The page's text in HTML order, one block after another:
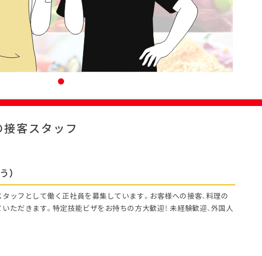
接客スタッフ
）
ッフとして働く正社員を募集しています。お客様への接客、料理の
ただきます。特定技能ビザをお持ちの方大歓迎！ 未経験歓迎、外国人